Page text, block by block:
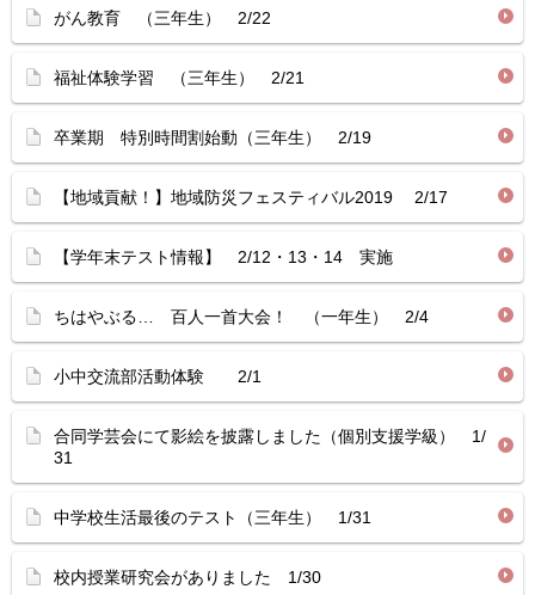
がん教育 （三年生） 2/22
福祉体験学習 （三年生） 2/21
卒業期 特別時間割始動（三年生） 2/19
【地域貢献！】地域防災フェスティバル2019 2/17
【学年末テスト情報】 2/12・13・14 実施
ちはやぶる… 百人一首大会！ （一年生） 2/4
小中交流部活動体験 2/1
合同学芸会にて影絵を披露しました（個別支援学級） 1/
31
中学校生活最後のテスト（三年生） 1/31
校内授業研究会がありました 1/30